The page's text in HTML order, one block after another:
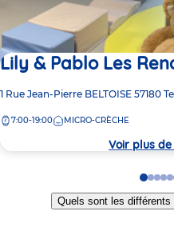
Lily & Pablo Les
Adresse
la
1 Rue Jean-Pierre BELTOISE 57180
7:00-19:00 MICRO-CRÈCHE
Voir plus
Go
to
slide
Go
to
slide
Go
toto
Quels sont les